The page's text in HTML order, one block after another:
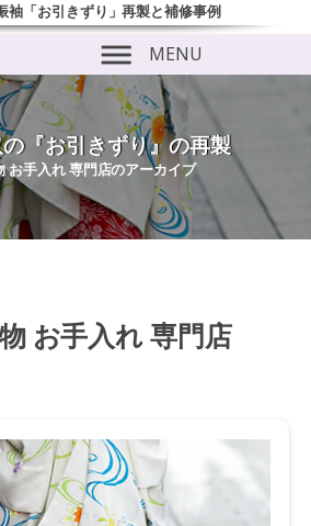
袖「お引きずり」再製と補修事例
MENU
『お引きずり』の再製
お手入れ 専門店のアーカイブ
お手入れ 専門店